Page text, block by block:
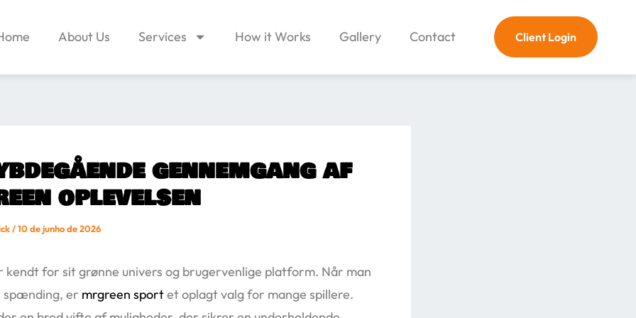
About Us Services How it Works Gallery Contact Client Login
gennemgang af
oplevelsen
/10 de junho de 2026
kendt for sit grønne univers og brugervenlige platform. Når man
er mrgreen sportet oplagt valg for mange spillere.